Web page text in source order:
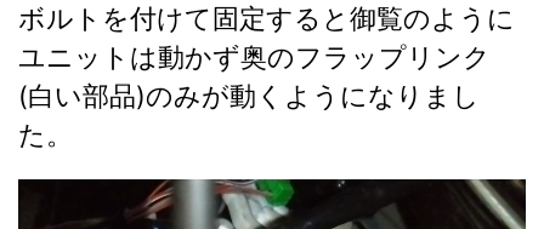
ボルトを付けて固定すると御覧のように
ユニットは動かず奥のフラップリンク
(白い部品)のみが動くようになりまし
た。